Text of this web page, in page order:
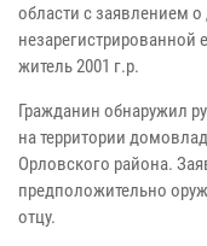
области с заявлением
житель 2001 г.р.
Гражданин обнаружил
на территории
Орловского района.
предположительно
отцу.